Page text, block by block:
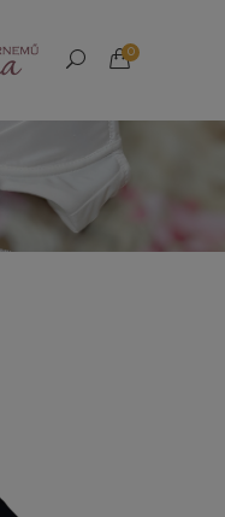
0